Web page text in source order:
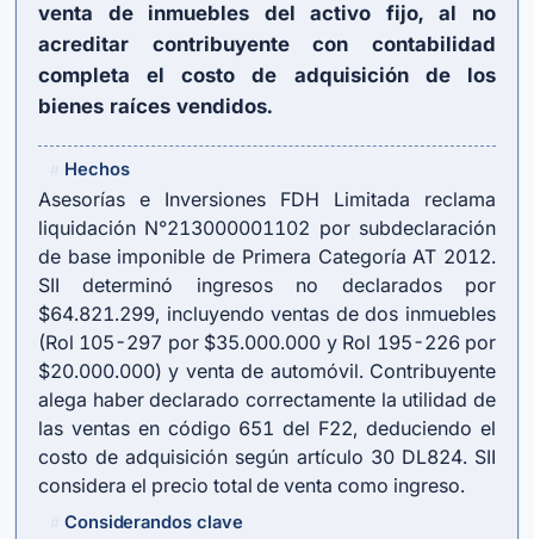
venta de inmuebles del activo fijo, al no
acreditar contribuyente con contabilidad
completa el costo de adquisición de los
bienes raíces vendidos.
Hechos
Asesorías e Inversiones FDH Limitada reclama
liquidación N°213000001102 por subdeclaración
de base imponible de Primera Categoría AT 2012.
SII determinó ingresos no declarados por
$64.821.299, incluyendo ventas de dos inmuebles
(Rol 105-297 por $35.000.000 y Rol 195-226 por
$20.000.000) y venta de automóvil. Contribuyente
alega haber declarado correctamente la utilidad de
las ventas en código 651 del F22, deduciendo el
costo de adquisición según artículo 30 DL824. SII
considera el precio total de venta como ingreso.
Considerandos clave